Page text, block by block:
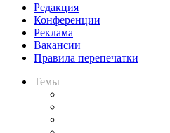
Редакция
Конференции
Реклама
Вакансии
Правила перепечатки
Темы